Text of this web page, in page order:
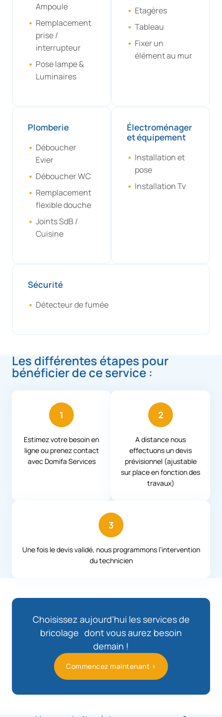
Ampoule
Remplacement
prise /
interrupteur
Pose lampe &
Luminaires
Etagères
Tableau
Fixer un
élément au mur
Plomberie
Déboucher
Evier
Déboucher WC
Remplacement
flexible douche
Joints SdB /
Cuisine
Électroménager
et équipement
Installation et
pose
Installation Tv
Sécurité
Détecteur de fumée
Les différentes étapes pour
bénéficier de ce service :
1
Estimez votre besoin en
ligne ou prenez contact
avec Domifa Services
2
A distance nous
effectuons un devis
prévisionnel (ajustable
sur place en fonction des
travaux)
3
Une fois le devis validé, nous programmons l’intervention
du technicien
Choisissez aujourd’hui les services de
bricolage dont vous aurez besoin
demain !
Commencez maintenant >